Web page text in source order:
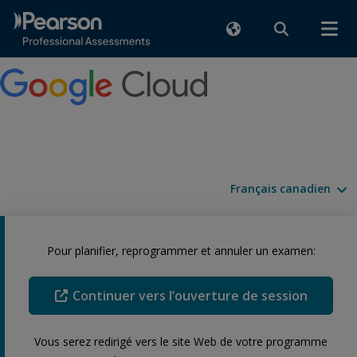
Langues disponibles
Pour planifier, reprogrammer et annuler un examen:
Continuer vers l’ouverture de session
Vous serez redirigé vers le site Web de votre programme